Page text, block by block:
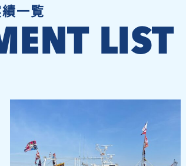
一覧
LIST